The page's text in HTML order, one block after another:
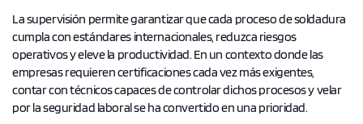
La supervisión permite garantizar que cada proceso de soldadura
cumpla con estándares internacionales, reduzca riesgos
operativos y eleve la productividad. En un contexto donde las
empresas requieren certificaciones cada vez más exigentes,
contar con técnicos capaces de controlar dichos procesos y velar
por la seguridad laboral se ha convertido en una prioridad.